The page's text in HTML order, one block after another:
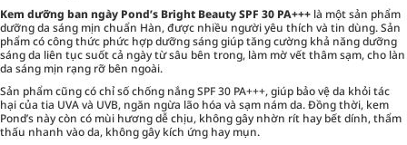
Kem dưỡng ban ngày Pond’s Bright Beauty SPF 30 PA+++ là một sản phẩm
dưỡng da sáng mịn chuẩn Hàn, được nhiều người yêu thích và tin dùng. Sản
phẩm có công thức phức hợp dưỡng sáng giúp tăng cường khả năng dưỡng
sáng da liên tục suốt cả ngày từ sâu bên trong, làm mờ vết thâm sạm, cho làn
da sáng mịn rạng rỡ bên ngoài.
Sản phẩm cũng có chỉ số chống nắng SPF 30 PA+++, giúp bảo vệ da khỏi tác
hại của tia UVA và UVB, ngăn ngừa lão hóa và sạm nám da. Đồng thời, kem
Pond’s này còn có mùi hương dễ chịu, không gây nhờn rít hay bết dính, thẩm
thấu nhanh vào da, không gây kích ứng hay mụn.